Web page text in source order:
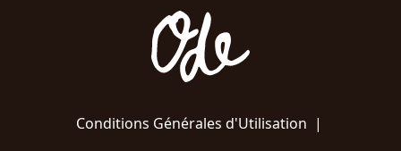
Conditions Générales d'Utilisation |